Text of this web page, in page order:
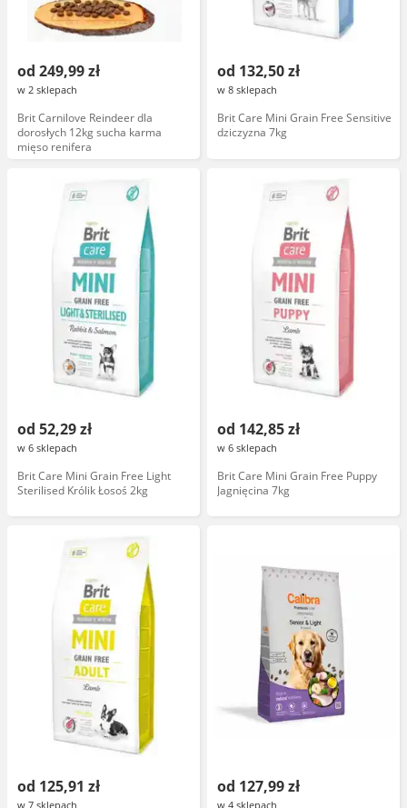
od 249,99 zł
w 2 sklepach
Brit Carnilove Reindeer dla
dorosłych 12kg sucha karma
mięso renifera
od 132,50 zł
w 8 sklepach
Brit Care Mini Grain Free Sensitive
dziczyzna 7kg
od 52,29 zł
w 6 sklepach
Brit Care Mini Grain Free Light
Sterilised Królik Łosoś 2kg
od 142,85 zł
w 6 sklepach
Brit Care Mini Grain Free Puppy
Jagnięcina 7kg
od 125,91 zł
w 7 sklepach
od 127,99 zł
w 4 sklepach